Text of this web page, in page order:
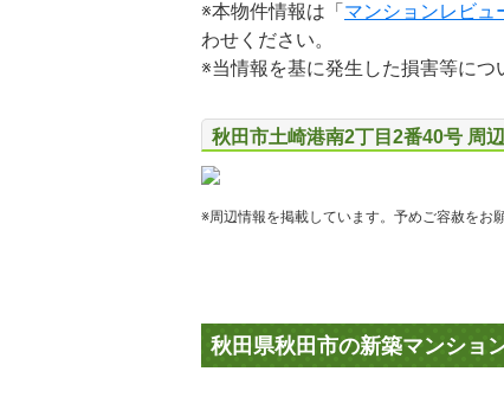
※本物件情報は「 マンションレビュ
わせください。
※当情報を基に発生した損害等につ
秋田市土崎港南2丁目2番40号 周
※周辺情報を掲載しています。予めご容赦をお
秋田県秋田市の新築マンショ